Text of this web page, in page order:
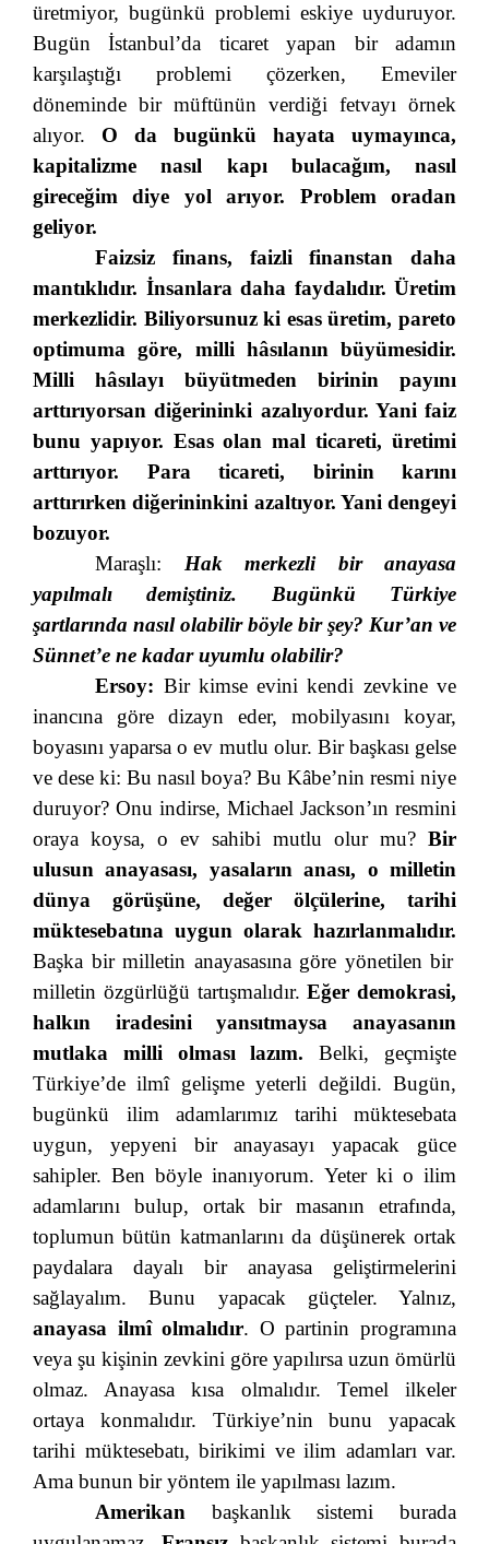
üretmiyor, bugünkü problemi eskiye uyduruyor.
Bugün İstanbul’da ticaret yapan bir adamın
karşılaştığı problemi çözerken, Emeviler
döneminde bir müftünün verdiği fetvayı örnek
alıyor. O da bugünkü hayata uymayınca,
kapitalizme nasıl kapı bulacağım, nasıl
gireceğim diye yol arıyor. Problem oradan
geliyor.
Faizsiz finans, faizli finanstan daha
mantıklıdır. İnsanlara daha faydalıdır. Üretim
merkezlidir. Biliyorsunuz ki esas üretim, pareto
optimuma göre, milli hâsılanın büyümesidir.
Milli hâsılayı büyütmeden birinin payını
arttırıyorsan diğerininki azalıyordur. Yani faiz
bunu yapıyor. Esas olan mal ticareti, üretimi
arttırıyor. Para ticareti, birinin karını
arttırırken diğerininkini azaltıyor. Yani dengeyi
bozuyor.
Maraşlı:
Hak
merkezli bir anayasa
yapılmalı demiştiniz. Bugünkü Türkiye
şartlarında nasıl olabilir böyle bir şey? Kur’an ve
Sünnet’e ne kadar uyumlu olabilir?
Ersoy: Bir kimse evini kendi zevkine ve
inancına göre dizayn eder, mobilyasını koyar,
boyasını yaparsa o ev mutlu olur. Bir başkası gelse
ve dese ki: Bu nasıl boya? Bu Kâbe’nin resmi niye
duruyor? Onu indirse, Michael Jackson’ın resmini
oraya koysa, o ev sahibi mutlu olur mu? Bir
ulusun anayasası, yasaların anası, o milletin
dünya görüşüne, değer ölçülerine, tarihi
müktesebatına uygun olarak hazırlanmalıdır.
Başka bir milletin anayasasına göre yönetilen bir
milletin özgürlüğü tartışmalıdır.Eğer demokrasi,
halkın iradesini yansıtmaysa anayasanın
mutlaka milli olması lazım.Belki, geçmişte
Türkiye’de ilmî gelişme yeterli değildi. Bugün,
bugünkü ilim adamlarımız tarihi müktesebata
uygun, yepyeni bir anayasayı yapacak güce
sahipler. Ben böyle inanıyorum. Yeter ki o ilim
adamlarını bulup, ortak bir masanın etrafında,
toplumun bütün katmanlarını da düşünerek ortak
paydalara dayalı bir anayasa geliştirmelerini
sağlayalım. Bunu yapacak güçteler. Yalnız,
anayasa ilmî olmalıdır. O partinin programına
veya şu kişinin zevkini göre yapılırsa uzun ömürlü
olmaz. Anayasa kısa olmalıdır. Temel ilkeler
ortaya konmalıdır. Türkiye’nin bunu yapacak
tarihi müktesebatı, birikimi ve ilim adamları var.
Ama bunun bir yöntem ile yapılması lazım.
Amerikan başkanlık sistemi burada